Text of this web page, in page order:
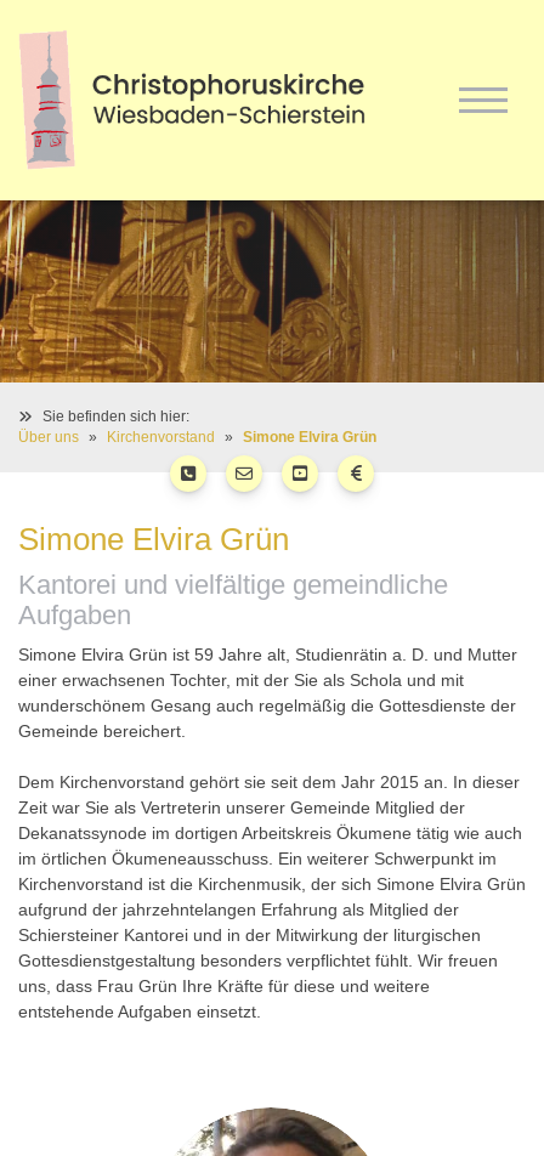
Sie befinden sich hier:
Über uns
Kirchenvorstand Simone Elvira Grün
Simone Elvira Grün
Kantorei und vielfältige gemeindliche
Aufgaben
Simone Elvira Grün ist 59 Jahre alt, Studienrätin a. D. und Mutter
einer erwachsenen Tochter, mit der Sie als Schola und mit
wunderschönem Gesang auch regelmäßig die Gottesdienste der
Gemeinde bereichert.
Dem Kirchenvorstand gehört sie seit dem Jahr 2015 an. In dieser
Zeit war Sie als Vertreterin unserer Gemeinde Mitglied der
Dekanatssynode im dortigen Arbeitskreis Ökumene tätig wie auch
im örtlichen Ökumeneausschuss. Ein weiterer Schwerpunkt im
Kirchenvorstand ist die Kirchenmusik, der sich Simone Elvira Grün
aufgrund der jahrzehntelangen Erfahrung als Mitglied der
Schiersteiner Kantorei und in der Mitwirkung der liturgischen
Gottesdienstgestaltung besonders verpflichtet fühlt. Wir freuen
uns, dass Frau Grün Ihre Kräfte für diese und weitere
entstehende Aufgaben einsetzt.